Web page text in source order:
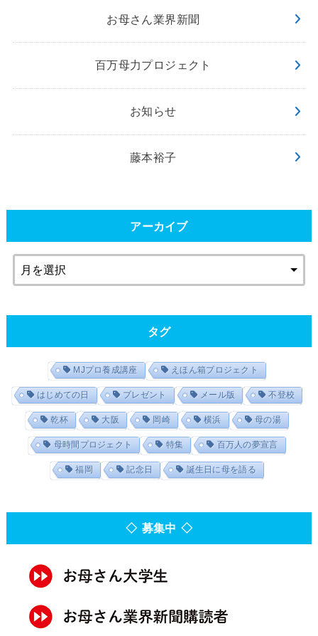
お母さん業界新聞
百万母力プロジェクト
お知らせ
藤本裕子
アーカイブ
タグ
MJプロ養成講座 えほん箱プロジェクト
はじめての日 プレゼント メール版 不登校
乾杯 大阪 岡崎 横浜 母の湯
母時間プロジェクト 特集 百万人の夢宣言
福岡 記念日 誕生日に母を語る
◇ 募集中 ◇